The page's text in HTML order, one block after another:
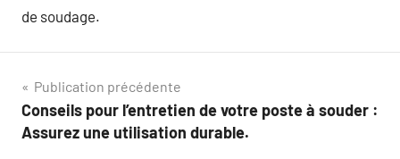
de soudage.
Navigation
de
Publication précédente
Conseils pour l’entretien de votre poste à souder :
Assurez une utilisation durable.